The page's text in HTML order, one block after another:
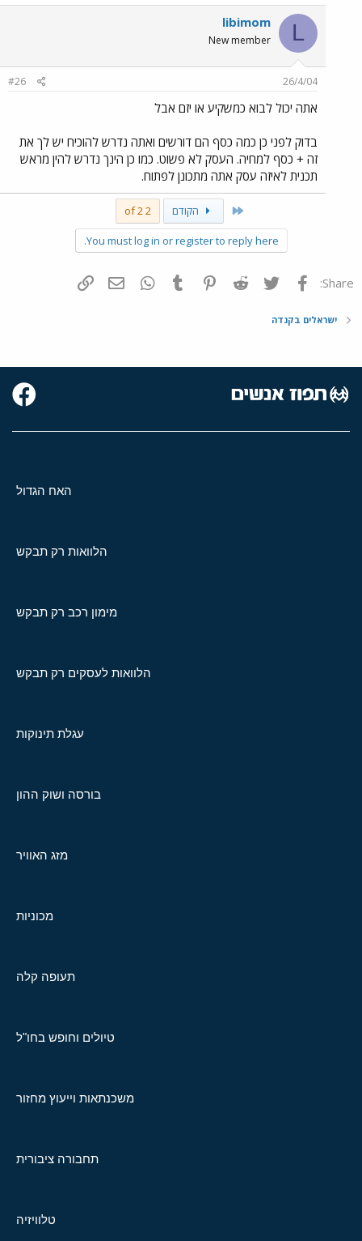
L
libimom
New member
26/4/04
#26
אתה יכול לבוא כמשקיע או יזם אבל
בדוק לפני כן כמה כסף הם דורשים ואתה נדרש להוכיח יש לך את
זה + כסף למחיה. העסק לא פשוט. כמו כן הינך נדרש להין מראש
תכנית לאיזה עסק אתה מתכונן לפתוח.
First הקודם 2 of 2
You must log in or register to reply here.
Share: פייסבוק Twitter
Reddit
Pinterest
Tumblr
WhatsAppדואר אלקטרוני
ישראלים בקנדה
האח הגדול
הלוואות רק תבקש
מימון רכב רק תבקש
הלוואות לעסקים רק תבקש
עגלת תינוקות
בורסה ושוק ההון
מזג האוויר
מכוניות
תעופה קלה
טיולים וחופש בחו"ל
משכנתאות וייעוץ מחזור
תחבורה ציבורית
טלוויזיה